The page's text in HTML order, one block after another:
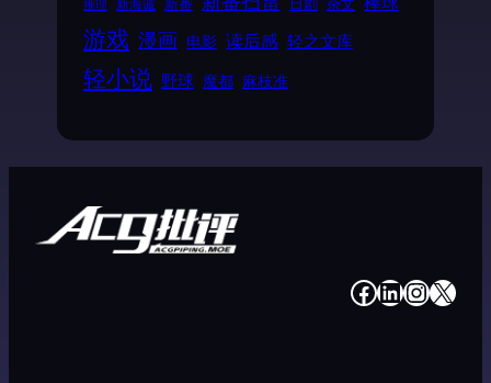
推理 新海诚
游戏 漫画 电影 读后感 轻之文库
轻小说 野球 魔都 麻枝准
# # # #